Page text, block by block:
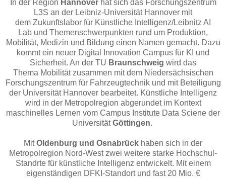
In der Region Hannoverhat sich das Forschungszentrum
L3S an der Leibniz-Universität Hannover mit
dem Zukunftslabor für Künstliche Intelligenz/Leibnitz AI
Lab und Themenschwerpunkten rund um Produktion,
Mobilität, Medizin und Bildung einen Namen gemacht. Dazu
kommt ein neuer Digital Innovation Campus für KI und
Sicherheit. An der TU Braunschweig wird das
Thema Mobilität zusammen mit dem Niedersächsischen
Forschungszentrum für Fahrzeugtechnikund mit Beteiligung
der Universität Hannover bearbeitet. Künstliche Intelligenz
wird in der Metropolregion abgerundet im Kontext
maschinelles Lernen vom Campus Institute Data Sciene der
UniversitätGöttingen.
MitOldenburg und Osnabrück haben sich in der
Metropolregion Nord-West zwei weitere starke Hochschul-
Standrte für künstliche Intelligenz entwickelt. Mit einem
eigenständigen DFKI-Standort und fast 20 Mio. €